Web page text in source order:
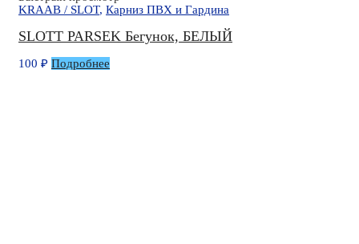
KRAAB / SLOT, Карниз ПВХ и Гардина
SLOTT PARSEK Бегунок, БЕЛЫЙ
100 ₽ Подробнее